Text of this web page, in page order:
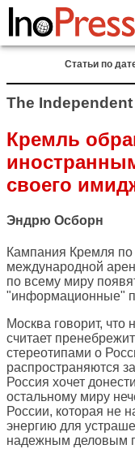
Статьи по
The Independent
Кремль
своего
Эндрю Осборн
Кампания Кремля
международной
по всему миру
"информационные"
Москва говорит, что
считает
стереотипами о
распространяются
Россия хочет
остальному миру
России, которая не
энергию для
надежным деловым